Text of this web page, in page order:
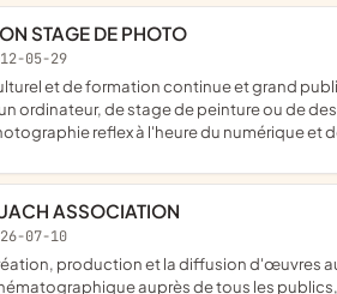
MON STAGE DE PHOTO
05-29
ordinateur, de stage de peinture ou de
reflex à l'heure du numérique et
ASSOCIATION
07-10
auprès de tous les